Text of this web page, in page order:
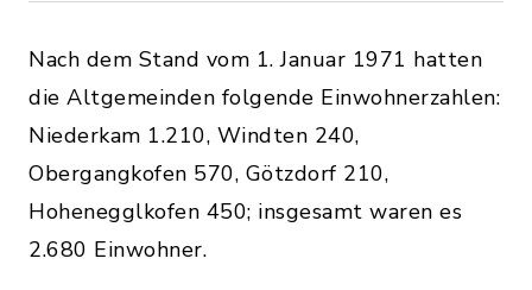
Nach dem Stand vom 1. Januar 1971 hatten
die Altgemeinden folgende Einwohnerzahlen:
Niederkam 1.210, Windten 240,
Obergangkofen 570, Götzdorf 210,
Hohenegglkofen 450; insgesamt waren es
2.680 Einwohner.